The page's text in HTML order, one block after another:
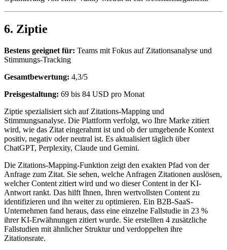
6. Ziptie
Bestens geeignet für: Teams mit Fokus auf Zitationsanalyse und
Stimmungs-Tracking
Gesamtbewertung: 4,3/5
Preisgestaltung: 69 bis 84 USD pro Monat
Ziptie spezialisiert sich auf Zitations-Mapping und
Stimmungsanalyse. Die Plattform verfolgt, wo Ihre Marke zitiert
wird, wie das Zitat eingerahmt ist und ob der umgebende Kontext
positiv, negativ oder neutral ist. Es aktualisiert täglich über
ChatGPT, Perplexity, Claude und Gemini.
Die Zitations-Mapping-Funktion zeigt den exakten Pfad von der
Anfrage zum Zitat. Sie sehen, welche Anfragen Zitationen auslösen,
welcher Content zitiert wird und wo dieser Content in der KI-
Antwort rankt. Das hilft Ihnen, Ihren wertvollsten Content zu
identifizieren und ihn weiter zu optimieren. Ein B2B-SaaS-
Unternehmen fand heraus, dass eine einzelne Fallstudie in 23 %
ihrer KI-Erwähnungen zitiert wurde. Sie erstellten 4 zusätzliche
Fallstudien mit ähnlicher Struktur und verdoppelten ihre
Zitationsrate.